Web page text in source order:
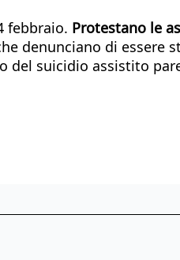
febbraio. Protestano le
denunciano di essere
suicidio assistito